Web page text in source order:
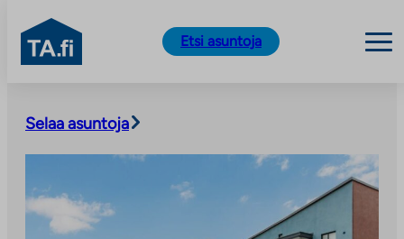
sisältöön
TA.fi
Etsi asuntoja
Selaa asuntoja